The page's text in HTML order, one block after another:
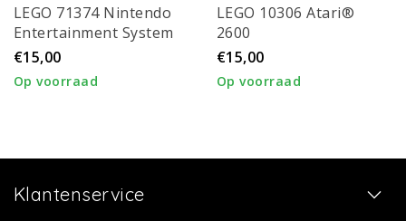
LEGO 71374 Nintendo
Entertainment System
€15,00
Op voorraad
LEGO 10306 Atari®
2600
€15,00
Op voorraad
Klantenservice